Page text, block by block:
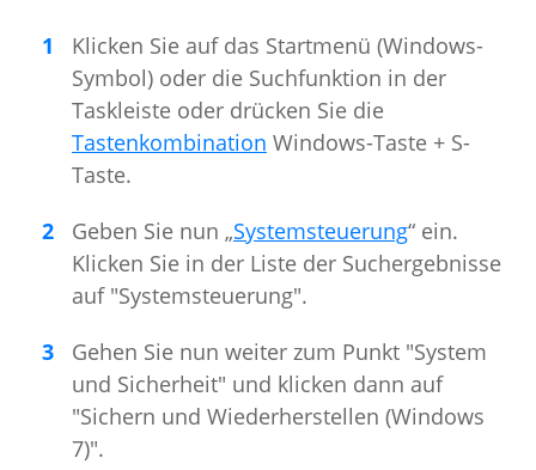
Klicken Sie auf das Startmenü (Windows-
Symbol) oder die Suchfunktion in der
Taskleiste oder drücken Sie die
Tastenkombination Windows-Taste + S-
Taste.
Geben Sie nun „Systemsteuerung“ ein.
Klicken Sie in der Liste der Suchergebnisse
auf "Systemsteuerung".
Gehen Sie nun weiter zum Punkt "System
und Sicherheit" und klicken dann auf
"Sichern und Wiederherstellen (Windows
7)".